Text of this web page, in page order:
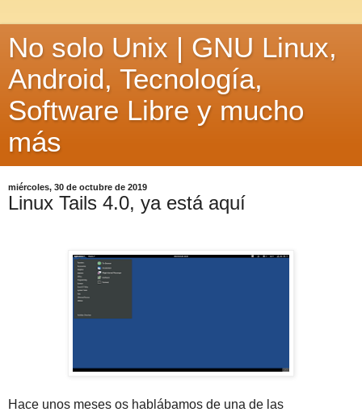
No solo Unix | GNU Linux,
Android, Tecnología,
Software Libre y mucho
más
miércoles, 30 de octubre de 2019
Linux Tails 4.0, ya está aquí
Hace unos meses os hablábamos de una de las